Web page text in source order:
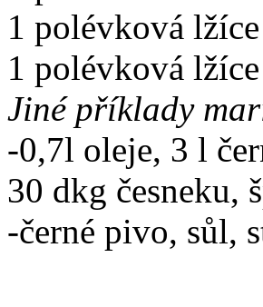
1 polévková
1 polévková
Jiné příklady
-0,7l oleje, 3 l
30 dkg česneku,
-černé pivo, sůl,